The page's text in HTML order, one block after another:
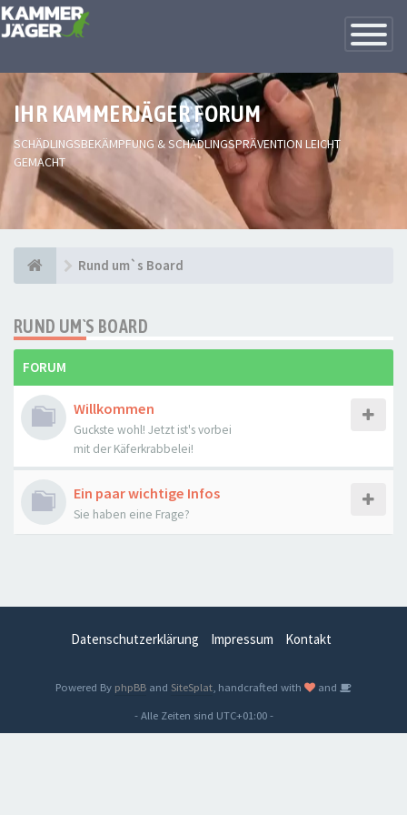
Toggle
IHR KAMMERJÄGER FORUM
SCHÄDLINGSBEKÄMPFUNG & SCHÄDLINGSPRÄVENTION LEICHT
GEMACHT
Rund um`s Board
RUND UM`S BOARD
FORUM
Willkommen
Guckste wohl! Jetzt ist's vorbei
mit der Käferkrabbelei!
Ein paar wichtige Infos
Sie haben eine Frage?
Datenschutzerklärung Impressum Kontakt
Powered By phpBB and SiteSplat , handcrafted with
and
- Alle Zeiten sind UTC+01:00-